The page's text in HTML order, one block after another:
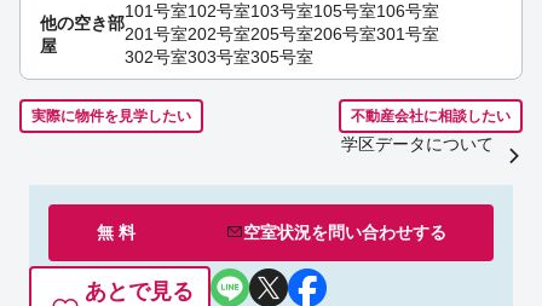
他の空き部
屋
101号室102号室103号室105号室106号室
201号室202号室205号室206号室301号室
302号室303号室305号室
実際に物件を見学したい 不動産会社に相談したい
学区データについて
無 料 空室状況を問い合わせする
あとで見る